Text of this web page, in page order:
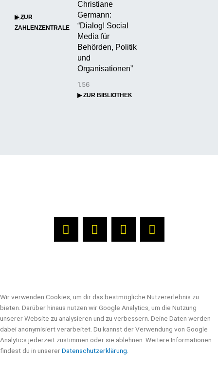
▶ ZUR
ZAHLENZENTRALE
Christiane
Germann:
“Dialog! Social
Media für
Behörden, Politik
und
Organisationen”
▶ ZUR BIBLIOTHEK
L
i
i
n
F
a
o
k
X
-
t
e
r
Y
o
e
Wir verwenden Cookies, um dir das bestmögliche Nutzererlebnis zu
bieten. Darüber hinaus nutzen wir Google Analytics, um die Nutzung
unserer Website zu analysieren und zu verbessern. Deine Daten werden
dabei anonymisiert verarbeitet. Du kannst der Verwendung von Google
Analytics jederzeit zustimmen oder sie ablehnen. Weitere Informationen
findest du in unsererDatenschutzerklärung.